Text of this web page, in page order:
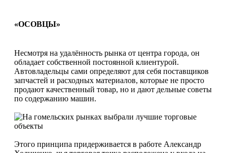
«ОСОВЦЫ»
Несмотря на удалённость рынка от центра города, он
обладает собственной постоянной клиентурой.
Автовладельцы сами определяют для себя поставщиков
запчастей и расходных материалов, которые не просто
продают качественный товар, но и дают дельные советы
по содержанию машин.
Этого принципа придерживается в работе Александр